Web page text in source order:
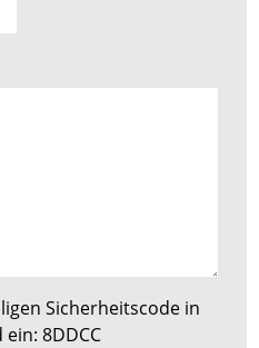
Sicherheitscode in
ein:8DDCC